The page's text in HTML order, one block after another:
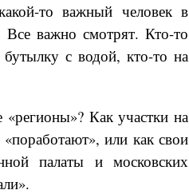
то важный человек в
Все важно смотрят. Кто-то
с водой, кто-то на
«регионы»? Как участки на
или как свои
палаты и московских